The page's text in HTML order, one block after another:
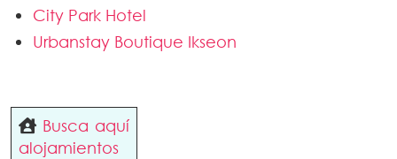
City Park Hotel
Urbanstay Boutique Ikseon
Busca aquí
alojamientos